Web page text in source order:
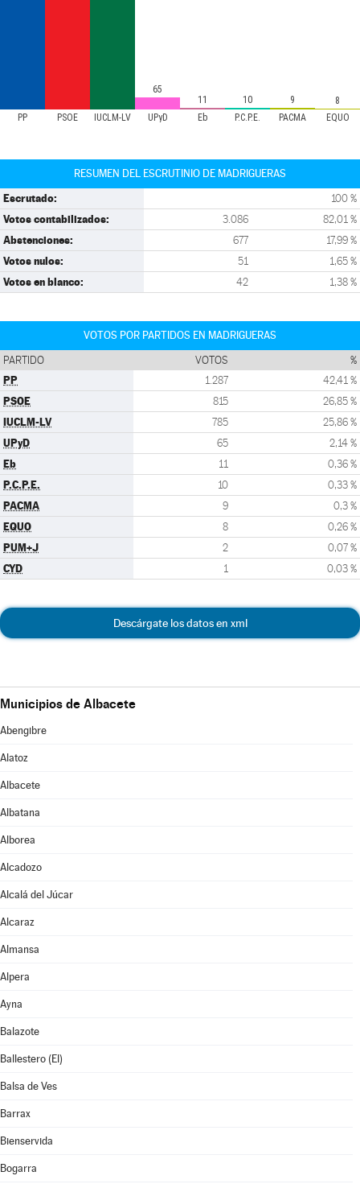
PP PSOE IUCLM-LV UPyD Eb P.C.P.E. PACMA EQUO
65
11
10 9 8
RESUMEN DEL ESCRUTINIO DE MADRIGUERAS
Escrutado: 100 %
Votos contabilizados: 3.086 82,01 %
Abstenciones: 677 17,99 %
Votos nulos: 51 1,65 %
Votos en blanco: 42 1,38 %
VOTOS POR PARTIDOS EN MADRIGUERAS
PARTIDO VOTOS %
PP 1.287 42,41 %
PSOE 815 26,85 %
IUCLM-LV 785 25,86 %
UPyD 65 2,14 %
Eb 11 0,36 %
P.C.P.E. 10 0,33 %
PACMA 9 0,3 %
EQUO 8 0,26 %
PUM+J 2 0,07 %
CYD 1 0,03 %
Descárgate los datos en xml
Municipios de Albacete
Abengibre
Alatoz
Albacete
Albatana
Alborea
Alcadozo
Alcalá del Júcar
Alcaraz
Almansa
Alpera
Ayna
Balazote
Ballestero (El)
Balsa de Ves
Barrax
Bienservida
Bogarra